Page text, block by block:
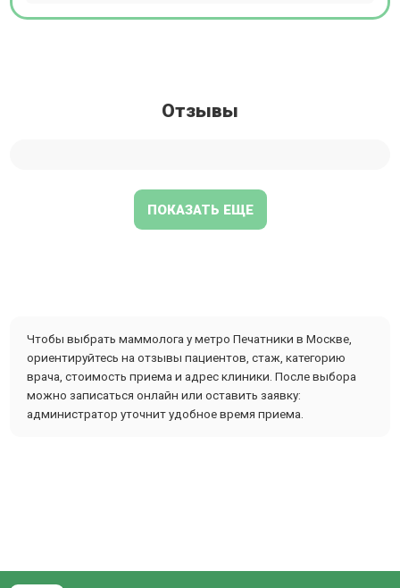
Отзывы
ПОКАЗАТЬ ЕЩЕ
Чтобы выбрать маммолога у метро Печатники в Москве,
ориентируйтесь на отзывы пациентов, стаж, категорию
врача, стоимость приема и адрес клиники. После выбора
можно записаться онлайн или оставить заявку:
администратор уточнит удобное время приема.